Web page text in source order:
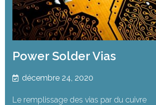
Power Solder Vias
décembre 24, 2020
Le remplissage des vias par du cuivre